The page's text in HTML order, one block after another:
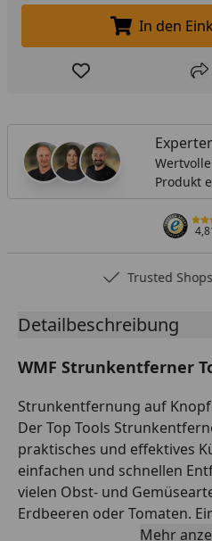
In den
Produkt zur
Produkt
Trusted
Detailbeschreibung
WMF Strunkentferner
Strunkentfernung auf
Der Top Tools
praktisches und effektives
einfachen und schnellen
vielen Obst- und
Erdbeeren oder Tomaten.
cleverer Mechanismus
Mehr